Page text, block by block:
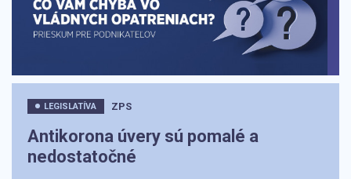
LEGISLATÍVA ZPS
Antikorona úvery sú pomalé a
nedostatočné